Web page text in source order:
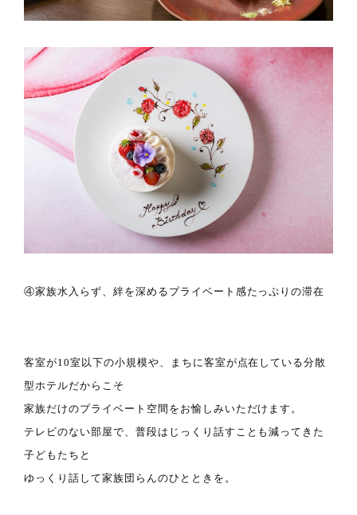
④家族水入らず、絆を深めるプライベート感たっぷりの滞在
客室が10室以下の小規模や、まちに客室が点在している分散
型ホテルだからこそ
家族だけのプライベート空間をお愉しみいただけます。
テレビのない部屋で、普段はじっくり話すことも減ってきた
子どもたちと
ゆっくり話して家族団らんのひとときを。